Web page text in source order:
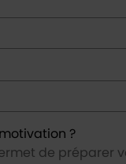
?
de préparer